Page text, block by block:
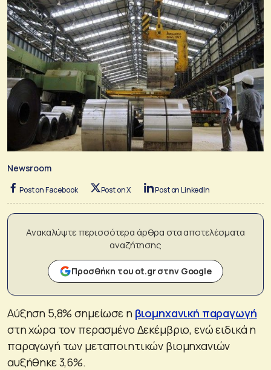
Newsroom
Post on Facebook Post on X Post on LinkedIn
Ανακαλύψτε περισσότερα άρθρα στα αποτελέσματα
αναζήτησης
Προσθήκη του ot.gr στην Google
Αύξηση 5,8% σημείωσε η βιομηχανική παραγωγή
στη χώρα τον περασμένο Δεκέμβριο, ενώ ειδικά η
παραγωγή των μεταποιητικών βιομηχανιών
αυξήθηκε 3,6%.